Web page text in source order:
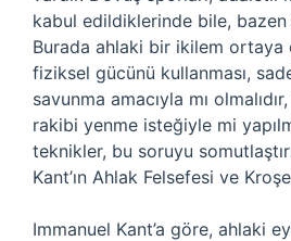
kabul edildiklerinde bile,
Burada ahlaki bir ikilem ortaya
fiziksel gücünü kullanması,
savunma amacıyla mı
rakibi yenme isteğiyle mi
teknikler, bu soruyu
Kant’ın Ahlak Felsefesi ve Kroşe
Immanuel Kant’a göre, ahlaki